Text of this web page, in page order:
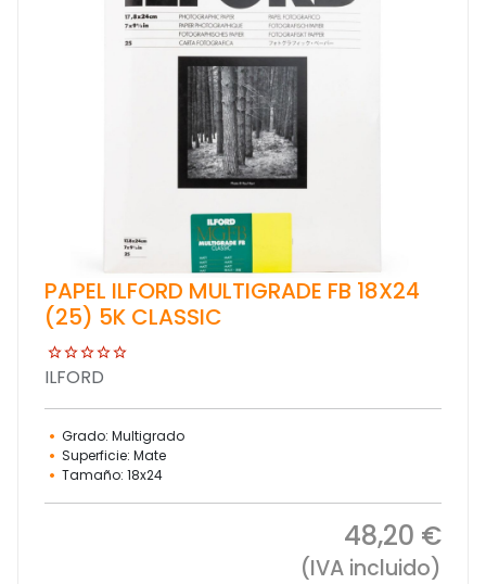
PAPEL ILFORD MULTIGRADE FB 18X24
(25) 5K CLASSIC
ILFORD
Grado: Multigrado
Superficie: Mate
Tamaño: 18x24
48,20 €
(IVA incluido)